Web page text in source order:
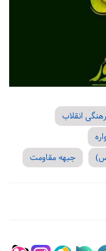
انقلاب
جبهه مقاومت